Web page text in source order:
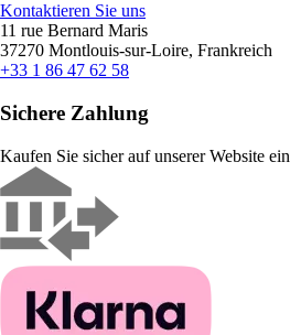
Kontaktieren Sie uns
11 rue Bernard Maris
37270 Montlouis-sur-Loire, Frankreich
+33 1 86 47 62 58
Sichere Zahlung
Kaufen Sie sicher auf unserer Website ein